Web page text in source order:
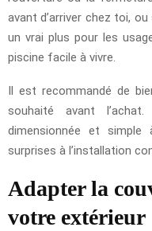
avant d’arriver chez toi,
un vrai plus pour les
piscine facile à vivre.
Il est recommandé de
souhaité avant
dimensionnée et simple
surprises à l’installation
Adapter la
votre extérieur